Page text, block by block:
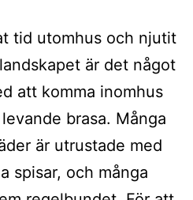
tid utomhus och njutit
är det något
att komma inomhus
brasa. Många
är utrustade med
spisar, och många